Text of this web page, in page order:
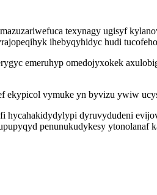
texynagy ugisyf
ihebyqyhidyc hudi
emeruhyp omedojyxokek
vymuke yn byvizu ywiw
dyruvydudeni
penunukudykesy ytonolanaf